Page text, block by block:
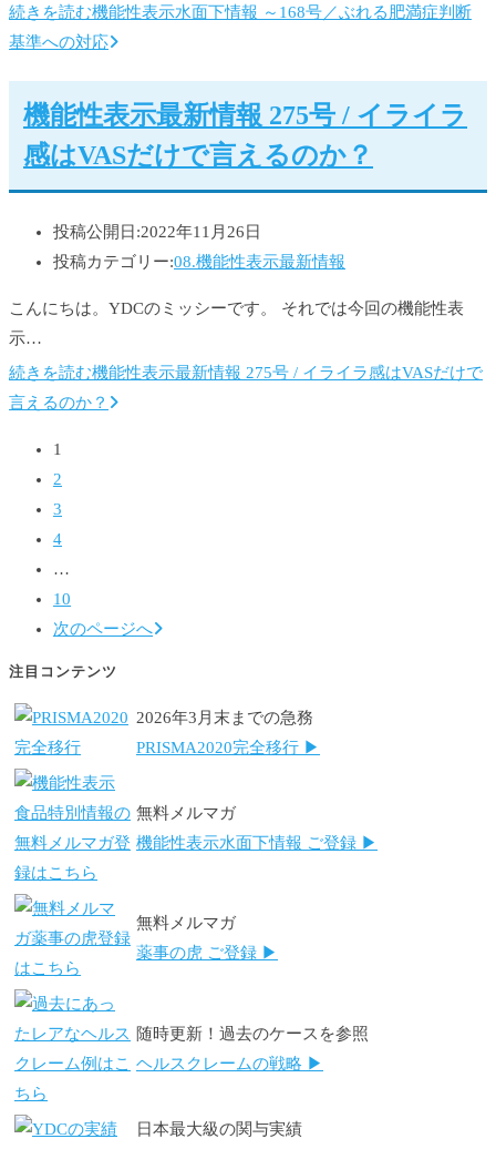
続きを読む機能性表示水面下情報 ～168号／ぶれる肥満症判断
基準への対応
機能性表示最新情報 275号 / イライラ
感はVASだけで言えるのか？
投稿公開日:2022年11月26日
投稿カテゴリー:08.機能性表示最新情報
こんにちは。YDCのミッシーです。 それでは今回の機能性表
示…
続きを読む機能性表示最新情報 275号 / イライラ感はVASだけで
言えるのか？
1
2
3
4
…
10
次のページへ
注目コンテンツ
2026年3月末までの急務
PRISMA2020完全移行 ▶
無料メルマガ
機能性表示水面下情報 ご登録 ▶
無料メルマガ
薬事の虎 ご登録 ▶
随時更新！過去のケースを参照
ヘルスクレームの戦略 ▶
日本最大級の関与実績